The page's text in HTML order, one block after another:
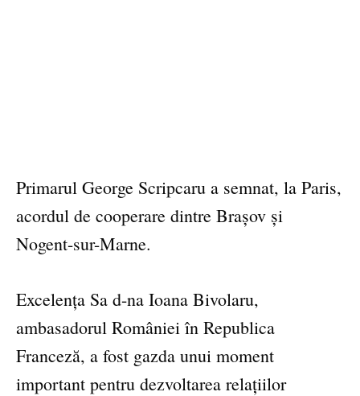
Primarul George Scripcaru a semnat, la Paris,
acordul de cooperare dintre Brașov și
Nogent-sur-Marne.
Excelența Sa d-na Ioana Bivolaru,
ambasadorul României în Republica
Franceză, a fost gazda unui moment
important pentru dezvoltarea relațiilor